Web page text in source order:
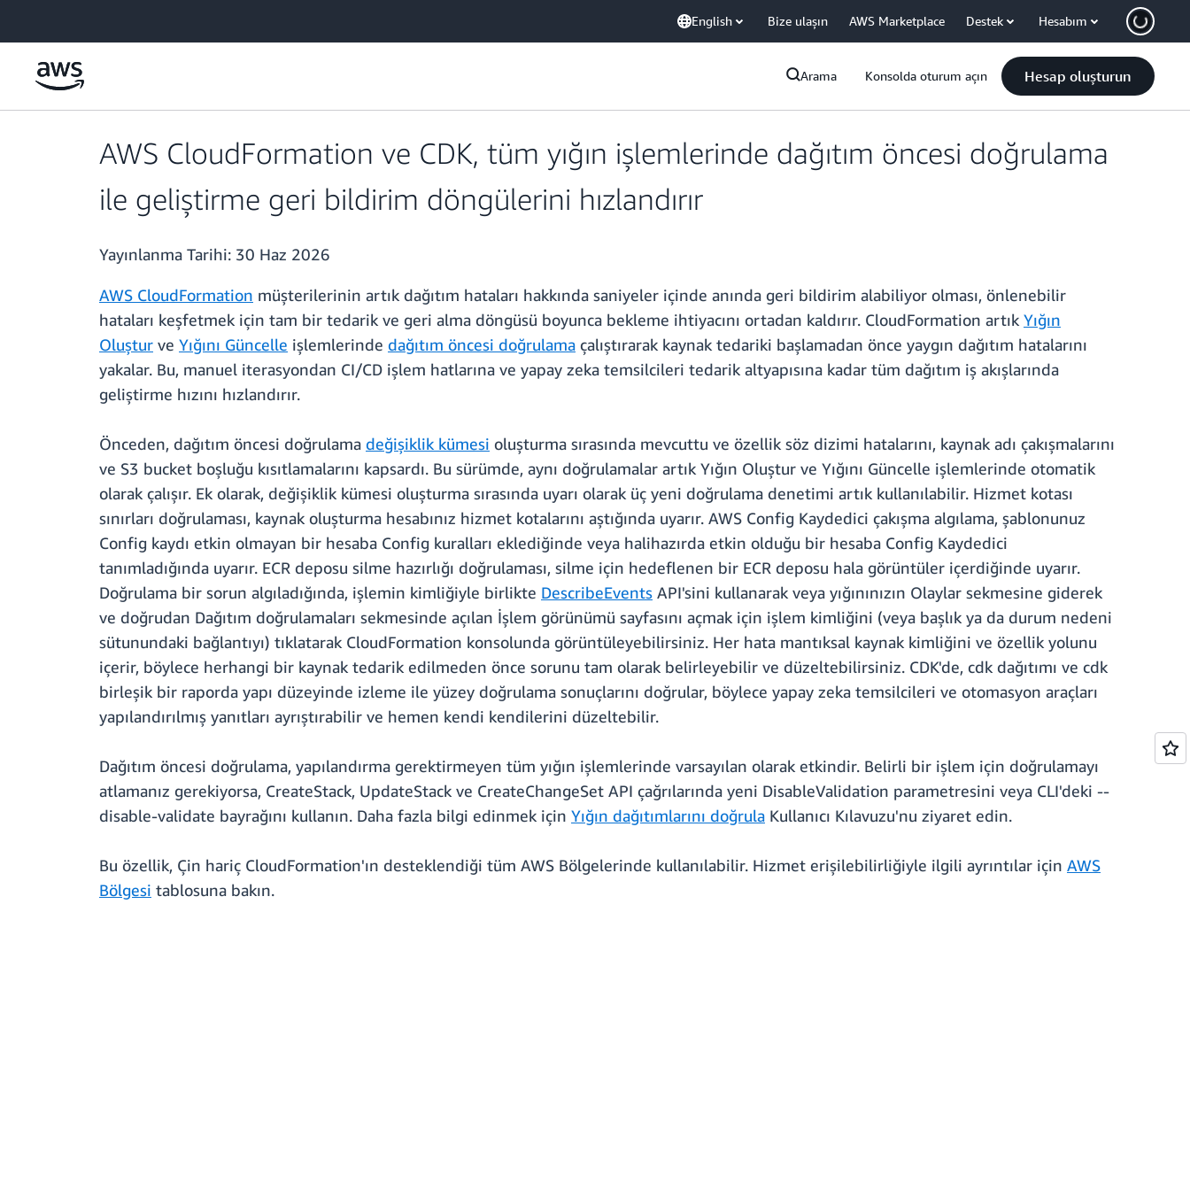
English Bize ulaşın AWS Marketplace Destek Hesabım
Arama Konsolda oturum açın Hesap oluşturun
AWS CloudFormation ve CDK, tüm yığın işlemlerinde dağıtım öncesi doğrulama
ile geliştirme geri bildirim döngülerini hızlandırır
Yayınlanma Tarihi: 30 Haz 2026
AWS CloudFormation müşterilerinin artık dağıtım hataları hakkında saniyeler içinde anında geri bildirim alabiliyor olması, önlenebilir
hataları keşfetmek için tam bir tedarik ve geri alma döngüsü boyunca bekleme ihtiyacını ortadan kaldırır. CloudFormation artık Yığın
Oluştur ve Yığını Güncelle işlemlerinde dağıtım öncesi doğrulama çalıştırarak kaynak tedariki başlamadan önce yaygın dağıtım hatalarını
yakalar. Bu, manuel iterasyondan CI/CD işlem hatlarına ve yapay zeka temsilcileri tedarik altyapısına kadar tüm dağıtım iş akışlarında
geliştirme hızını hızlandırır.
Önceden, dağıtım öncesi doğrulama değişiklik kümesi oluşturma sırasında mevcuttu ve özellik söz dizimi hatalarını, kaynak adı çakışmalarını
ve S3 bucket boşluğu kısıtlamalarını kapsardı. Bu sürümde, aynı doğrulamalar artık Yığın Oluştur ve Yığını Güncelle işlemlerinde otomatik
olarak çalışır. Ek olarak, değişiklik kümesi oluşturma sırasında uyarı olarak üç yeni doğrulama denetimi artık kullanılabilir. Hizmet kotası
sınırları doğrulaması, kaynak oluşturma hesabınız hizmet kotalarını aştığında uyarır. AWS Config Kaydedici çakışma algılama, şablonunuz
Config kaydı etkin olmayan bir hesaba Config kuralları eklediğinde veya halihazırda etkin olduğu bir hesaba Config Kaydedici
tanımladığında uyarır. ECR deposu silme hazırlığı doğrulaması, silme için hedeflenen bir ECR deposu hala görüntüler içerdiğinde uyarır.
Doğrulama bir sorun algıladığında, işlemin kimliğiyle birlikte DescribeEvents API'sini kullanarak veya yığınınızın Olaylar sekmesine giderek
ve doğrudan Dağıtım doğrulamaları sekmesinde açılan İşlem görünümü sayfasını açmak için işlem kimliğini (veya başlık ya da durum nedeni
sütunundaki bağlantıyı) tıklatarak CloudFormation konsolunda görüntüleyebilirsiniz. Her hata mantıksal kaynak kimliğini ve özellik yolunu
içerir, böylece herhangi bir kaynak tedarik edilmeden önce sorunu tam olarak belirleyebilir ve düzeltebilirsiniz. CDK'de, cdk dağıtımı ve cdk
birleşik bir raporda yapı düzeyinde izleme ile yüzey doğrulama sonuçlarını doğrular, böylece yapay zeka temsilcileri ve otomasyon araçları
yapılandırılmış yanıtları ayrıştırabilir ve hemen kendi kendilerini düzeltebilir.
Dağıtım öncesi doğrulama, yapılandırma gerektirmeyen tüm yığın işlemlerinde varsayılan olarak etkindir. Belirli bir işlem için doğrulamayı
atlamanız gerekiyorsa, CreateStack, UpdateStack ve CreateChangeSet API çağrılarında yeni DisableValidation parametresini veya CLI'deki --
disable-validate bayrağını kullanın. Daha fazla bilgi edinmek için Yığın dağıtımlarını doğrula Kullanıcı Kılavuzu'nu ziyaret edin.
Bu özellik, Çin hariç CloudFormation'ın desteklendiği tüm AWS Bölgelerinde kullanılabilir. Hizmet erişilebilirliğiyle ilgili ayrıntılar için AWS
Bölgesi tablosuna bakın.